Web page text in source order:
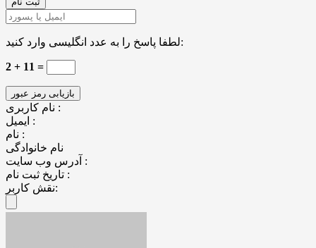
لطفا پاسخ را به عدد انگلیسی وارد کنید:
2 + 11 =
نام کاربری :
ایمیل :
نام :
نام خانوادگی
آدرس وب سایت :
تاریخ ثبت نام :
نقش کاربر: